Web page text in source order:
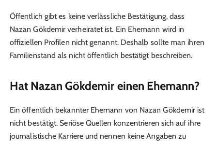
Öffentlich gibt es keine verlässliche Bestätigung, dass
Nazan Gökdemir verheiratet ist. Ein Ehemann wird in
offiziellen Profilen nicht genannt. Deshalb sollte man ihren
Familienstand als nicht öffentlich bestätigt beschreiben.
Hat Nazan Gökdemir einen Ehemann?
Ein öffentlich bekannter Ehemann von Nazan Gökdemir ist
nicht bestätigt. Seriöse Quellen konzentrieren sich auf ihre
journalistische Karriere und nennen keine Angaben zu